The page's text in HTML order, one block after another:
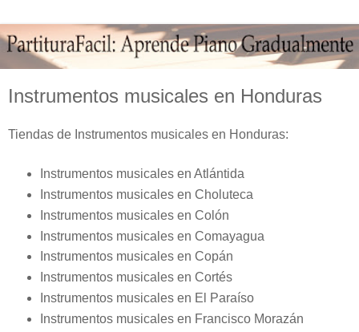
Instrumentos musicales en Honduras
Tiendas de Instrumentos musicales en Honduras:
Instrumentos musicales en Atlántida
Instrumentos musicales en Choluteca
Instrumentos musicales en Colón
Instrumentos musicales en Comayagua
Instrumentos musicales en Copán
Instrumentos musicales en Cortés
Instrumentos musicales en El Paraíso
Instrumentos musicales en Francisco Morazán